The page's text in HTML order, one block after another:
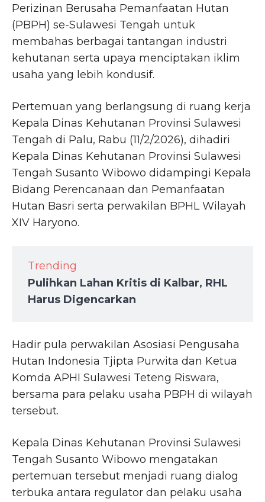
Perizinan Berusaha Pemanfaatan Hutan
(PBPH) se-Sulawesi Tengah untuk
membahas berbagai tantangan industri
kehutanan serta upaya menciptakan iklim
usaha yang lebih kondusif.
Pertemuan yang berlangsung di ruang kerja
Kepala Dinas Kehutanan Provinsi Sulawesi
Tengah di Palu, Rabu (11/2/2026), dihadiri
Kepala Dinas Kehutanan Provinsi Sulawesi
Tengah Susanto Wibowo didampingi Kepala
Bidang Perencanaan dan Pemanfaatan
Hutan Basri serta perwakilan BPHL Wilayah
XIV Haryono.
Trending
Pulihkan Lahan Kritis di Kalbar, RHL
Harus Digencarkan
Hadir pula perwakilan Asosiasi Pengusaha
Hutan Indonesia Tjipta Purwita dan Ketua
Komda APHI Sulawesi Teteng Riswara,
bersama para pelaku usaha PBPH di wilayah
tersebut.
Kepala Dinas Kehutanan Provinsi Sulawesi
Tengah Susanto Wibowo mengatakan
pertemuan tersebut menjadi ruang dialog
terbuka antara regulator dan pelaku usaha